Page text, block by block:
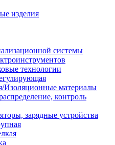
изделия
системы
технологии
Изоляционные материалы
контроль
зарядные устройства